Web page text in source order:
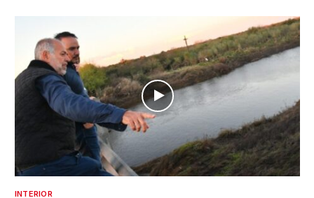
INTERIOR